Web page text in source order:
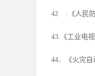
42 .《人民防
43.《工业电
44．《火灾自